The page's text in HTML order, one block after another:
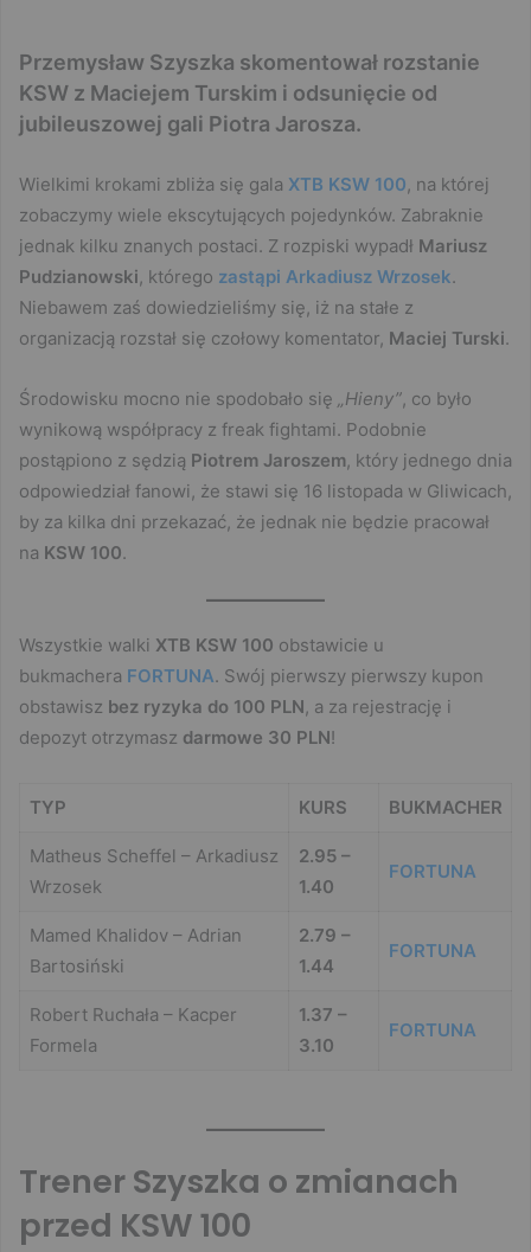
Przemysław Szyszka skomentował rozstanie
KSW z Maciejem Turskim i odsunięcie od
jubileuszowej gali Piotra Jarosza.
Wielkimi krokami zbliża się gala XTB KSW 100, na której
zobaczymy wiele ekscytujących pojedynków. Zabraknie
jednak kilku znanych postaci. Z rozpiski wypadł Mariusz
Pudzianowski, którego zastąpi Arkadiusz Wrzosek.
Niebawem zaś dowiedzieliśmy się, iż na stałe z
organizacją rozstał się czołowy komentator, Maciej Turski.
Środowisku mocno nie spodobało się „Hieny”, co było
wynikową współpracy z freak fightami. Podobnie
postąpiono z sędzią Piotrem Jaroszem, który jednego dnia
odpowiedział fanowi, że stawi się 16 listopada w Gliwicach,
by za kilka dni przekazać, że jednak nie będzie pracował
na KSW 100.
Wszystkie walki XTB KSW 100 obstawicie u
bukmachera FORTUNA. Swój pierwszy pierwszy kupon
obstawisz bez ryzyka do 100 PLN, a za rejestrację i
depozyt otrzymasz darmowe 30 PLN!
TYP KURS BUKMACHER
Matheus Scheffel – Arkadiusz
Wrzosek
2.95 –
1.40
FORTUNA
Mamed Khalidov – Adrian
Bartosiński
2.79 –
1.44
FORTUNA
Robert Ruchała – Kacper
Formela
1.37 –
3.10
FORTUNA
Trener Szyszka o zmianach
przed KSW 100